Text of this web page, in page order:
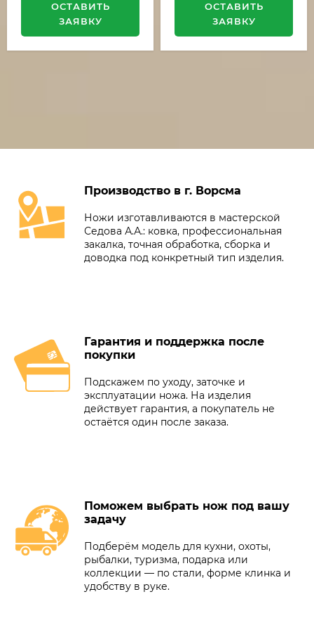
ОСТАВИТЬ
ЗАЯВКУ
ОСТАВИТЬ
ЗАЯВКУ
Производство в г. Ворсма
Ножи изготавливаются в мастерской
Седова А.А.: ковка, профессиональная
закалка, точная обработка, сборка и
доводка под конкретный тип изделия.
Гарантия и поддержка после
покупки
Подскажем по уходу, заточке и
эксплуатации ножа. На изделия
действует гарантия, а покупатель не
остаётся один после заказа.
Поможем выбрать нож под вашу
задачу
Подберём модель для кухни, охоты,
рыбалки, туризма, подарка или
коллекции — по стали, форме клинка и
удобству в руке.